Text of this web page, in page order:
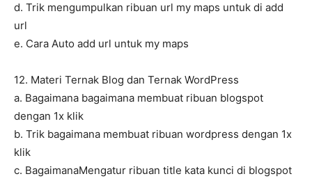
d. Trik mengumpulkan ribuan url my maps untuk di add
url
e. Cara Auto add url untuk my maps
12. Materi Ternak Blog dan Ternak WordPress
a. Bagaimana bagaimana membuat ribuan blogspot
dengan 1x klik
b. Trik bagaimana membuat ribuan wordpress dengan 1x
klik
c. BagaimanaMengatur ribuan title kata kunci di blogspot